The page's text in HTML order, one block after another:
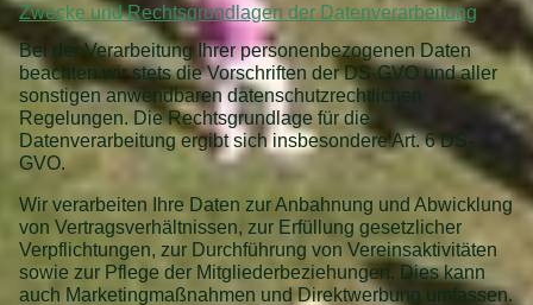
Zwecke und Rechtsgrundlagen der Datenverarbeitung
Bei der Verarbeitung Ihrer personenbezogenen Daten
beachten wir stets die Vorschriften der DS-GVO und aller
sonstigen anwendbaren datenschutzrechtlichen
Regelungen. Die Rechtsgrundlage für die
Datenverarbeitung ergibt sich insbesondere Art. 6 DS-
GVO.
Wir verarbeiten Ihre Daten zur Anbahnung und Abwicklung
von Vertragsverhältnissen, zur Erfüllung gesetzlicher
Verpflichtungen, zur Durchführung von Vereinsaktivitäten
sowie zur Pflege der Mitgliederbeziehungen. Dies kann
auch Marketingmaßnahmen und Direktwerbung umfassen.